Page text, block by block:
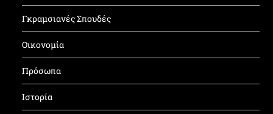
Γκραμσιανές Σπουδές
Οικονομία
Πρόσωπα
Ιστορία